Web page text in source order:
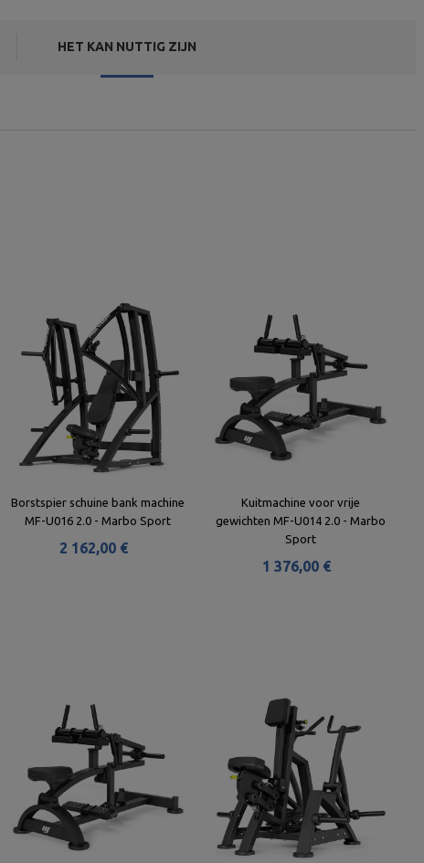
HET KAN NUTTIG ZIJN
Borstspier schuine bank machine
MF-U016 2.0 - Marbo Sport
2 162,00 €
Kuitmachine voor vrije
gewichten MF-U014 2.0 - Marbo
Sport
1 376,00 €